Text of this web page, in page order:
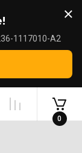
1117010-А2
0